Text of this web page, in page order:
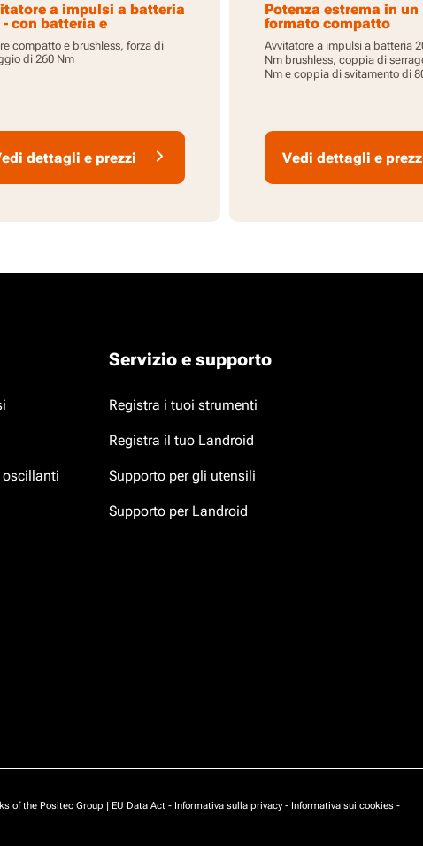
a impulsi a batteria
- con batteria e
compatto e brushless, forza di
di 260 Nm
dettagli e prezzi
Potenza estrema in un
formato compatto
Avvitatore a impulsi a batteria
Nm brushless, coppia di
Nm e coppia di svitamento di
Vedi dettagli e
oscillanti
Servizio e supporto
Registra i tuoi strumenti
Registra il tuo Landroid
Supporto per gli utensili
Supporto per Landroid
of the Positec Group | EU Data Act - Informativa sulla privacy - Informativa sui cookies -